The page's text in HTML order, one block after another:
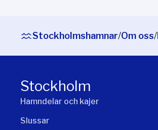
Stockholmshamnar/Om oss/
Stockholm
Hamndelar och kajer
Slussar